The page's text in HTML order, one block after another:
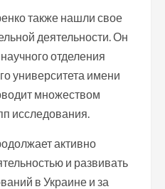
также нашли свое
деятельности. Он
отделения
университета имени
множеством
исследования.
активно
и развивать
в Украине и за